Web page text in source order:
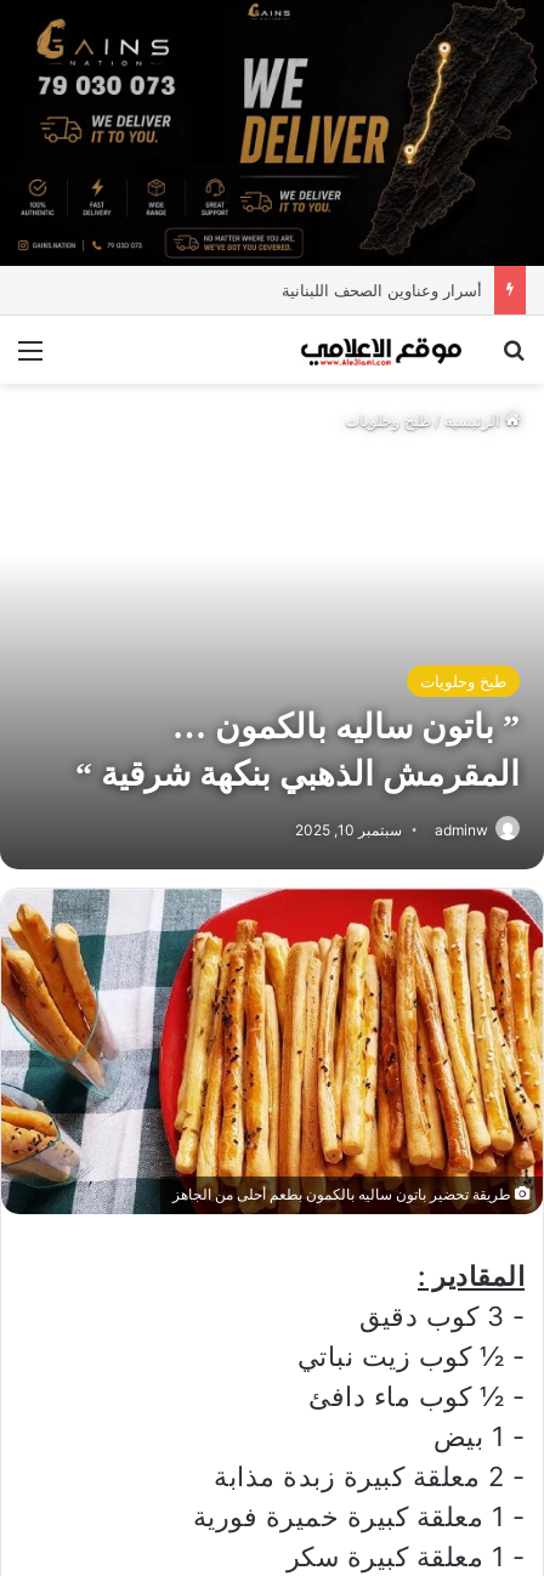
أسرار وعناوين الصحف اللبنانية
بحث عن
الرئيسية/طبخ وحلويات
طبخ وحلويات
” باتون ساليه بالكمون …
المقرمش الذهبي بنكهة شرقية “
adminw سبتمبر 10, 2025
طريقة تحضير باتون ساليه بالكمون بطعم أحلى من الجاهز
المقادير :
‏- 3 كوب دقيق
‏- ½ كوب زيت نباتي
‏- ½ كوب ماء دافئ
‏- 1 بيض
‏- 2 معلقة كبيرة زبدة مذابة
‏- 1 معلقة كبيرة خميرة فورية
‏- 1 معلقة كبيرة سكر